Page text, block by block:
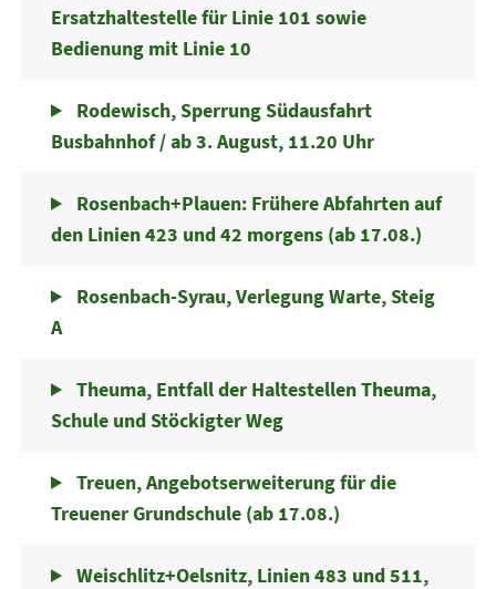
Ersatzhaltestelle für Linie 101 sowie
Bedienung mit Linie 10
Rodewisch, Sperrung Südausfahrt
Busbahnhof / ab 3. August, 11.20 Uhr
Rosenbach+Plauen: Frühere Abfahrten auf
den Linien 423 und 42 morgens (ab 17.08.)
Rosenbach-Syrau, Verlegung Warte, Steig
A
Theuma, Entfall der Haltestellen Theuma,
Schule und Stöckigter Weg
Treuen, Angebotserweiterung für die
Treuener Grundschule (ab 17.08.)
Weischlitz+Oelsnitz, Linien 483 und 511,